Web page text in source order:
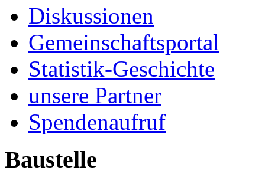
Diskussionen
Gemeinschaftsportal
Statistik-Geschichte
unsere Partner
Spendenaufruf
Baustelle